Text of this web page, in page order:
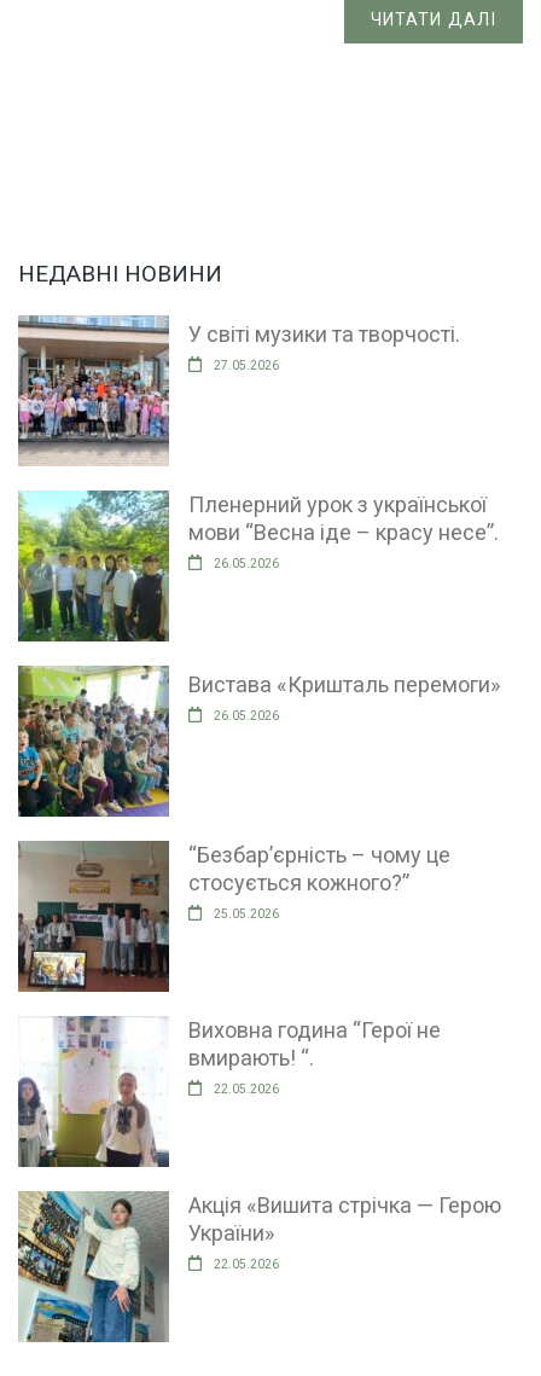
ЧИТАТИ ДАЛІ
НЕДАВНІ НОВИНИ
У світі музики та творчості.
27.05.2026
Пленерний урок з української
мови “Весна іде – красу несе”.
26.05.2026
Вистава «Кришталь перемоги»
26.05.2026
“Безбар’єрність – чому це
стосується кожного?”
25.05.2026
Виховна година “Герої не
вмирають! “.
22.05.2026
Акція «Вишита стрічка — Герою
України»
22.05.2026